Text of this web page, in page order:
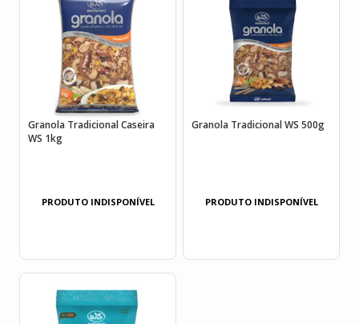
Granola Tradicional Caseira
WS 1kg
PRODUTO INDISPONÍVEL
Granola Tradicional WS 500g
PRODUTO INDISPONÍVEL